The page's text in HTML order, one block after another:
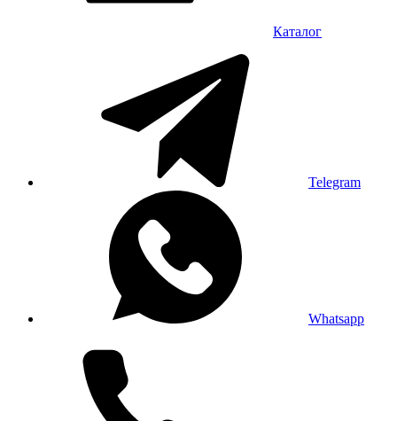
Каталог
Telegram
Whatsapp